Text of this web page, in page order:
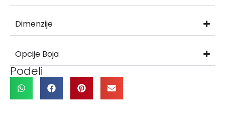
Dimenzije
Opcije Boja
Podeli